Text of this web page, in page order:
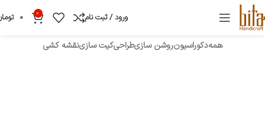
ورود / ثبت نام 0
0
همهدکوراسیونروشن سازیطراحیکیت سازینقشه کشی